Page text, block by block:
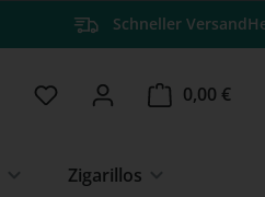
Schneller Versand
Du hast 0 Produkte auf
0,00 €
Zigarillos